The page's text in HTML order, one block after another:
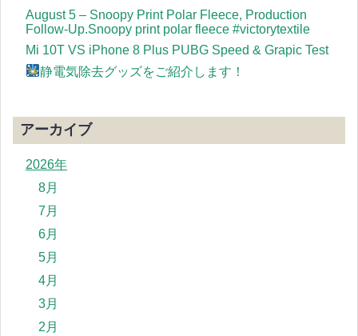
August 5 – Snoopy Print Polar Fleece, Production
Follow-Up.Snoopy print polar fleece #victorytextile
Mi 10T VS iPhone 8 Plus PUBG Speed & Grapic Test
静電気除去グッズをご紹介します！
アーカイブ
2026年
8月
7月
6月
5月
4月
3月
2月